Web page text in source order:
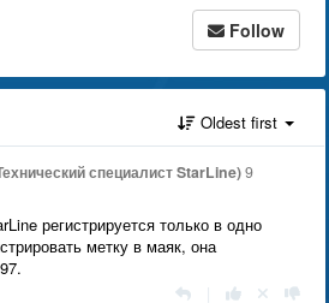
Follow
Oldest first
специалист StarLine)9
регистрируется только в одно
метку в маяк, она